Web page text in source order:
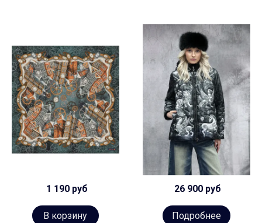
1 190 руб
В корзину
26 900 руб
Подробнее